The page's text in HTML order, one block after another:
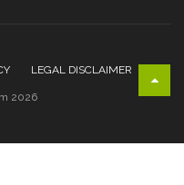
LEGAL DISCLAIMER
2026